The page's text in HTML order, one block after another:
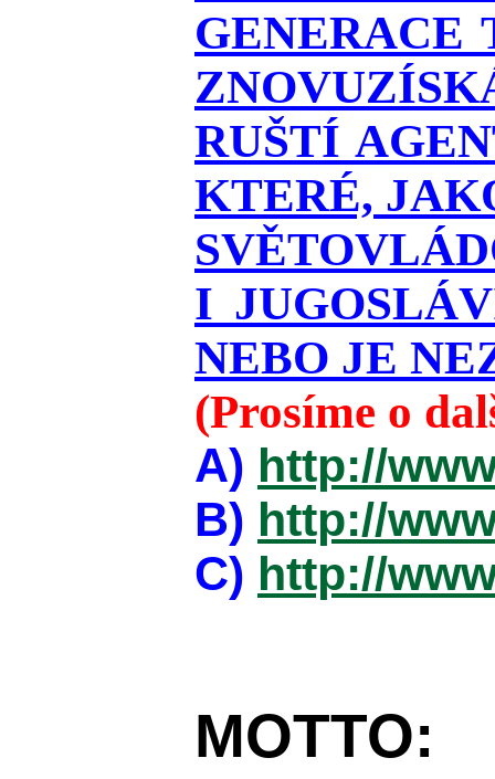
RUŠTÍ
KTERÉ,
I
NEBO JE
(Prosíme o
A) http://
B) http://
C) http://
MOTTO: